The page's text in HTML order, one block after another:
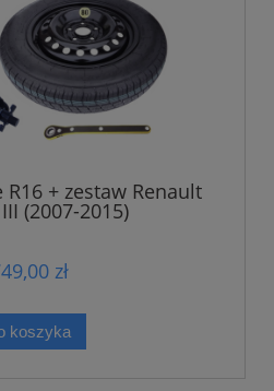
R16 + zestaw Renault
(2007-2015)
zł
koszyka